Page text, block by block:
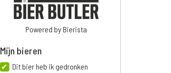
Powered by Bierista
Mijn bieren
Dit bier heb ik gedronken